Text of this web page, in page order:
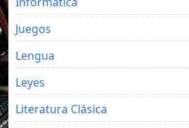
Juegos
Lengua
Leyes
Literatura Clásica